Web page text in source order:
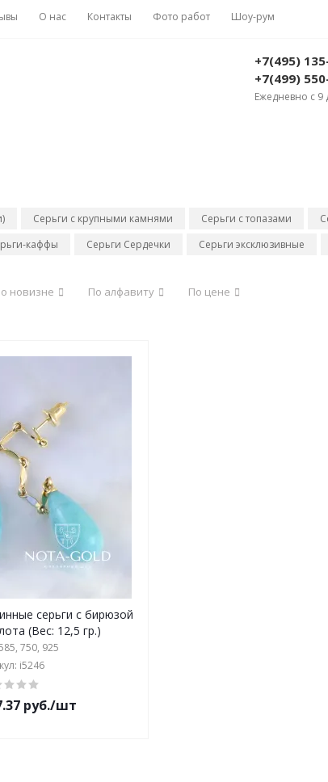
О нас Контакты Фото работ Шоу-рум
+7(495)
+7(499)
Ежедневно с 9
Серьги с крупными камнями Серьги с топазами
каффы Серьги Сердечки Серьги эксклюзивные
новизне По алфавиту По цене
серьги с бирюзой
(Вес: 12,5 гр.)
750, 925
i5246
руб./шт